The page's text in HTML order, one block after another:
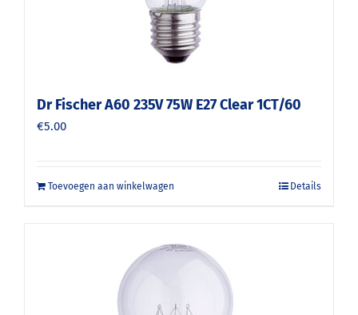
Dr Fischer A60 235V 75W E27 Clear 1CT/60
€5.00
Toevoegen aan winkelwagen Details